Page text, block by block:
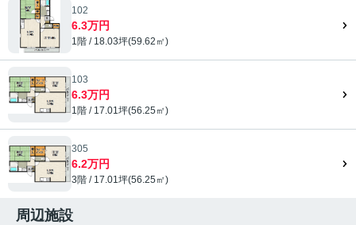
102
6.3万円
1階 / 18.03坪(59.62㎡)
103
6.3万円
1階 / 17.01坪(56.25㎡)
305
6.2万円
3階 / 17.01坪(56.25㎡)
周辺施設